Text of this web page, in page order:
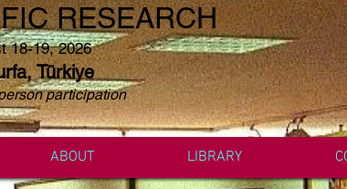
RESEARCH
18-19, 2026
Türkiye
participation
ABOUT LIBRARY